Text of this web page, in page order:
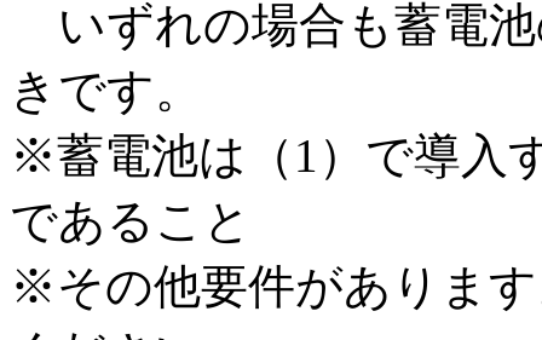
いずれの場合も蓄電
きです。
※蓄電池は（1）で導入
であること
※その他要件がありま